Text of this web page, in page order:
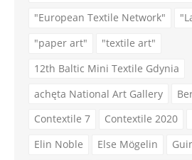
"European Textile Network"
"paper art"
"textile art"
12th Baltic Mini Textile Gdynia
achęta National Art Gallery
Contextile 7
Contextile 2020
Elin Noble
Else Mögelin